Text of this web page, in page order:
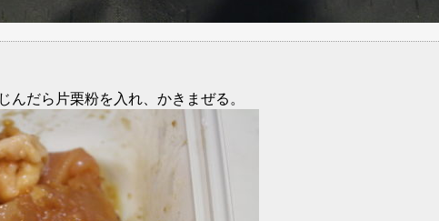
だら片栗粉を入れ、かきまぜる。